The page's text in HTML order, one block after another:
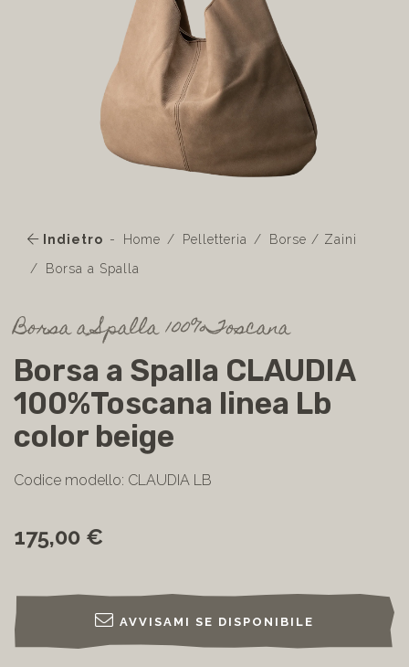
Indietro Home Pelletteria
Borse / Zaini
Borsa a Spalla
Borsa a Spalla 100%Toscana
Borsa a Spalla CLAUDIA
100%Toscana linea Lb
color beige
Codice modello: CLAUDIA LB
175,00 €
AVVISAMI SE DISPONIBILE